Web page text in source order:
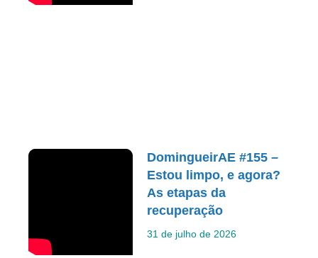
DomingueirAE #155 –
Estou limpo, e agora?
As etapas da
recuperação
31 de julho de 2026